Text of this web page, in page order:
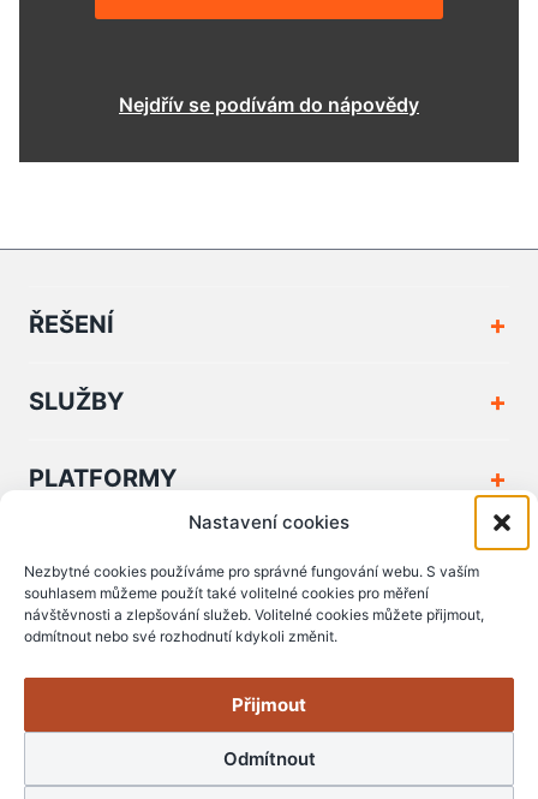
Nastavení cookies
Nezbytné cookies používáme pro správné fungování webu. S vaším
souhlasem můžeme použít také volitelné cookies pro měření
návštěvnosti a zlepšování služeb. Volitelné cookies můžete přijmout,
odmítnout nebo své rozhodnutí kdykoli změnit.
Přijmout
Odmítnout
Nejdřív se podívám do nápovědy
ŘEŠENÍ
SLUŽBY
PLATFORMY
PODPORA A DOKUMENTY
© Copyright 2006 - 2026 Zserver s.r.o.